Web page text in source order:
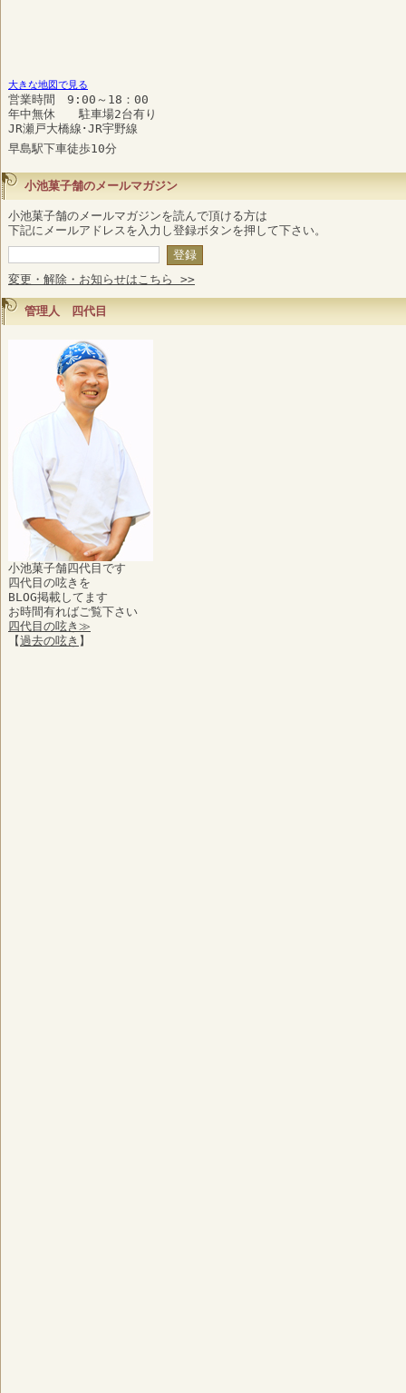
大きな地図で見る
営業時間 9:00～18：00
年中無休 駐車場2台有り
JR瀬戸大橋線･JR宇野線
早島駅下車徒歩10分
小池菓子舗のメールマガジン
小池菓子舗のメールマガジンを読んで頂ける方は
下記にメールアドレスを入力し登録ボタンを押して下さい。
変更・解除・お知らせはこちら >>
管理人 四代目
小池菓子舗四代目です
四代目の呟きを
BLOG掲載してます
お時間有ればご覧下さい
四代目の呟き≫
【過去の呟き 】